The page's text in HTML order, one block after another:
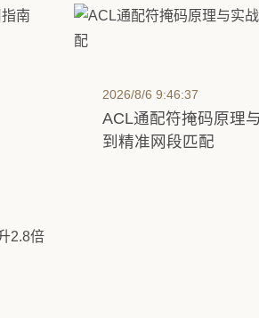
2026/8/6 9:46:37
ACL通配符掩码原理
到精准网段匹配